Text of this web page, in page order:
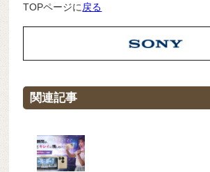
TOPページに 戻る
関連記事